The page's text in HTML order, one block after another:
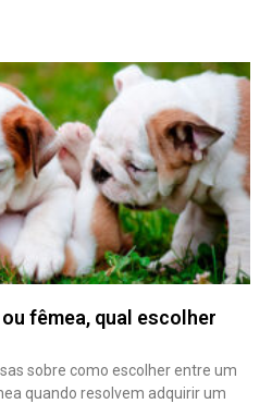
fêmea, qual escolher
sobre como escolher entre um
quando resolvem adquirir um